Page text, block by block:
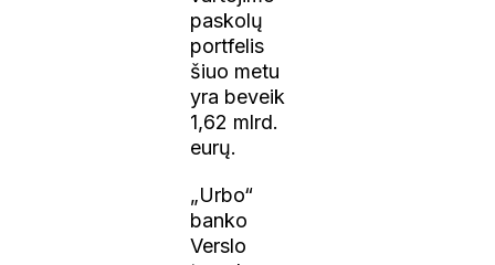
paskolų
portfelis
šiuo metu
yra beveik
1,62 mlrd.
eurų.
„Urbo“
banko
Verslo